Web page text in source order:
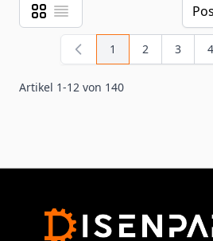
Ansicht als
Raster
Liste
Artikel 1-12 von 140
Sie lesen gerade
1 Seite
2 Seite
3 4